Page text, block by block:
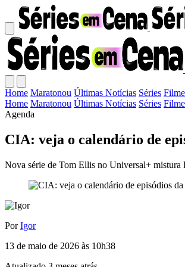
Home Maratonou Últimas Notícias Séries
Home Maratonou Últimas Notícias Séries
Agenda
CIA: veja o calendário de
Nova série de Tom Ellis no Universal+
PorIgor
13 de maio de 2026 às 10h38